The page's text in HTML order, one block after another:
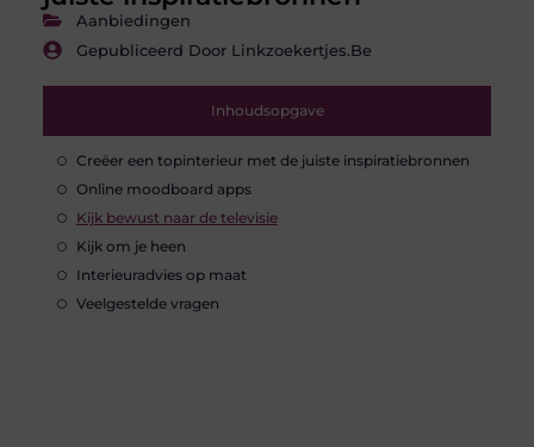
Aanbiedingen
Gepubliceerd Door Linkzoekertjes.be
Inhoudsopgave
Creëer een topinterieur met de juiste inspiratiebronnen
Online moodboard apps
Kijk bewust naar de televisie
Kijk om je heen
Interieuradvies op maat
Veelgestelde vragen